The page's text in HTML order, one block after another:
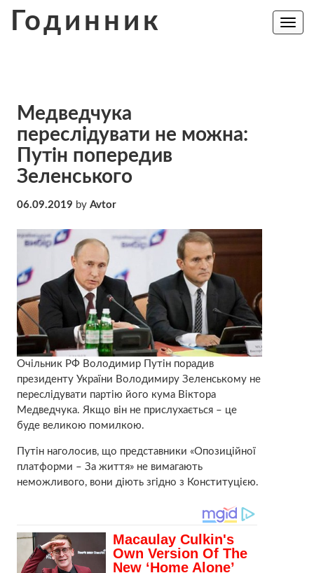
Годинник
Toggle
Медведчука
переслідувати не можна:
Путін попередив
Зеленського
06.09.2019 by Avtor
Очільник РФ Володимир Путін порадив
президенту України Володимиру Зеленському не
переслідувати партію його кума Віктора
Медведчука. Якщо він не прислухається – це
буде великою помилкою.
Путін наголосив, що представники «Опозиційної
платформи – За життя» не вимагають
неможливого, вони діють згідно з Конституцією.